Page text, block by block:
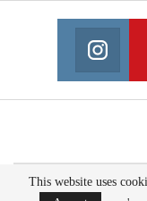
يوتيوب
انضم الينا
This website uses